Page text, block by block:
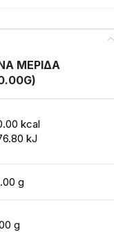
ΜΕΡΙΔΑ
kcal
kJ
g
g